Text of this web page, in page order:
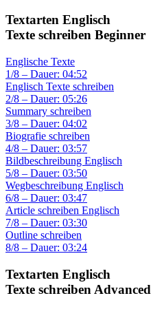
Textarten Englisch
Texte schreiben Beginner
Englische Texte
1/8 – Dauer: 04:52
Englisch Texte schreiben
2/8 – Dauer: 05:26
Summary schreiben
3/8 – Dauer: 04:02
Biografie schreiben
4/8 – Dauer: 03:57
Bildbeschreibung Englisch
5/8 – Dauer: 03:50
Wegbeschreibung Englisch
6/8 – Dauer: 03:47
Article schreiben Englisch
7/8 – Dauer: 03:30
Outline schreiben
8/8 – Dauer: 03:24
Textarten Englisch
Texte schreiben Advanced